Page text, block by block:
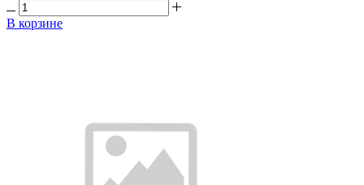
В корзине